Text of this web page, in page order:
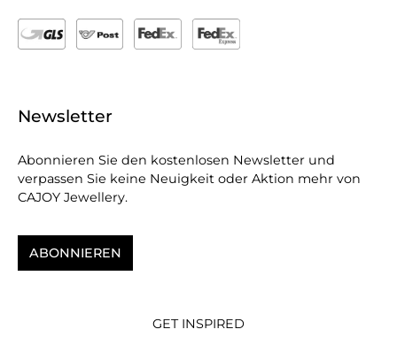
Newsletter
Abonnieren Sie den kostenlosen Newsletter und
verpassen Sie keine Neuigkeit oder Aktion mehr von
CAJOY Jewellery.
ABONNIEREN
GET INSPIRED